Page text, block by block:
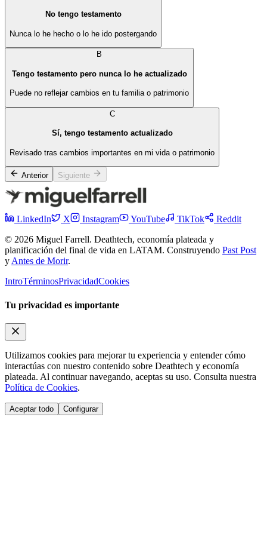
No tengo testamento
Nunca lo he hecho o lo he ido postergando
B
Tengo testamento pero nunca lo he actualizado
Puede no reflejar cambios en tu familia o patrimonio
C
Sí, tengo testamento actualizado
Revisado tras cambios importantes en mi vida o patrimonio
Anterior Siguiente
LinkedIn X Instagram YouTube TikTok
Reddit
© 2026 Miguel Farrell. Deathtech, economía plateada y
planificación del final de vida en LATAM. Construyendo Past Post
y Antes de Morir.
IntroTérminosPrivacidadCookies
Tu privacidad es importante
Utilizamos cookies para mejorar tu experiencia y entender cómo
interactúas con nuestro contenido sobre Deathtech y economía
plateada. Al continuar navegando, aceptas su uso. Consulta nuestra
Política de Cookies.
Aceptar todo Configurar